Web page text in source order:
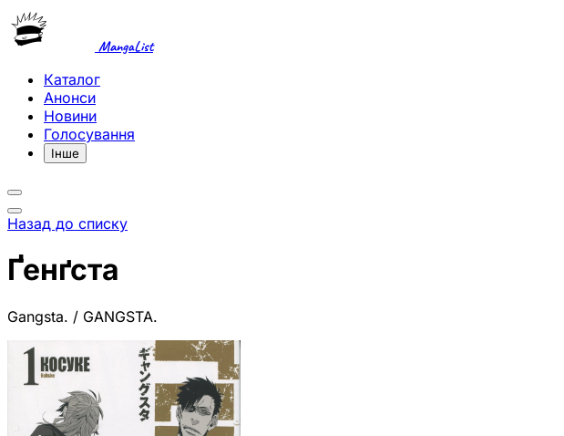
MangaList
Каталог
Анонси
Новини
Голосування
Інше
Назад до списку
Ґенґста
Gangsta. / GANGSTA.